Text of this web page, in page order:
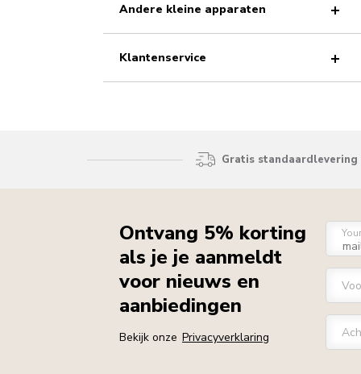
Andere kleine apparaten
Klantenservice
Gratis
Ontvang 5% korting
als je je aanmeldt
voor nieuws en
aanbiedingen
Bekijk onze Privacyverklaring